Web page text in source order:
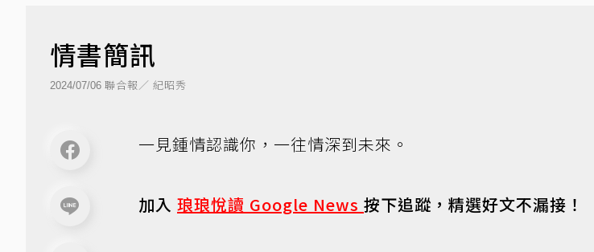
情書簡訊
2024/07/06 聯合報／ 紀昭秀
一見鍾情認識你，一往情深到未來。
加入 琅琅悅讀 Google News 按下追蹤，精選好文不漏接！